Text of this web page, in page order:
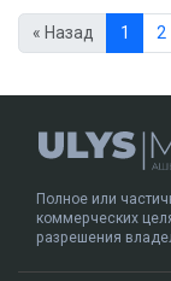
« Назад 1 2
Полное или
коммерческих
разрешения